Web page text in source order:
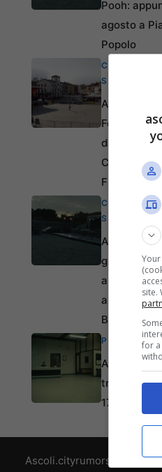
Pooh:
agosto a
Popolo
CULTURA
Ascoli
Festival:
dall’8 al 19
Chiostro di
Francesco
CULTURA
Ascoli
gratuita di
ai giardini
Bolivar
PRIMA
Ascoli
tributi:
17 agosto
Ascoli.cityrumors.it di
site.
for a